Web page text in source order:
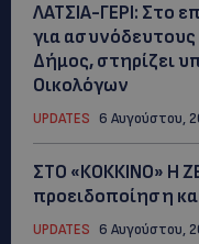
ΛΑΤΣΙΑ-ΓΕΡΙ: Στο
για
Δήμος, στηρίζει
Οικολόγων
UPDATES 6 Αυγούστου,
ΣΤΟ «ΚΟΚΚΙΝΟ» Η
προειδοποίηση
UPDATES 6 Αυγούστου,